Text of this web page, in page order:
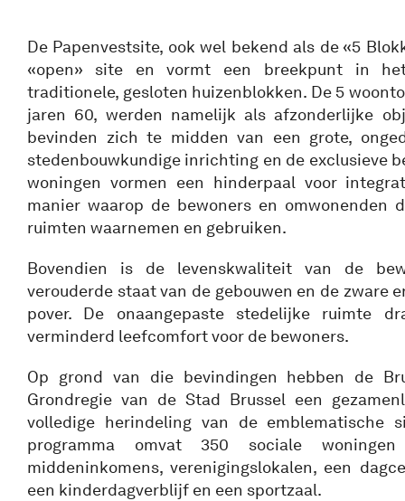
De Papenvestsite, ook wel bekend als de «5
«open» site en vormt een breekpunt in
traditionele, gesloten huizenblokken. De 5
jaren 60, werden namelijk als afzonderlijke
bevinden zich te midden van een grote,
stedenbouwkundige inrichting en de exclusieve
woningen vormen een hinderpaal voor
manier waarop de bewoners en omwonenden
ruimten waarnemen en gebruiken.
Bovendien is de levenskwaliteit van de
verouderde staat van de gebouwen en de zware
pover. De onaangepaste stedelijke ruimte
verminderd leefcomfort voor de bewoners.
Op grond van die bevindingen hebben de
Grondregie van de Stad Brussel een
volledige herindeling van de emblematische
programma omvat 350 sociale
middeninkomens, verenigingslokalen, een
een kinderdagverblijf en een sportzaal.